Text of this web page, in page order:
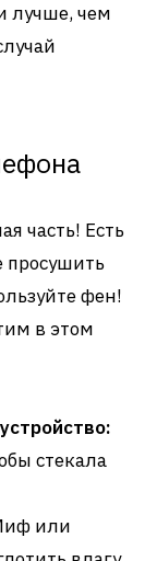
лучше, чем
часть! Есть
просушить
фен!
в этом
стекала
или